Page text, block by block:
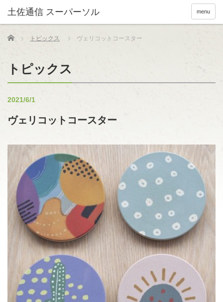
menu
Home トピックス ヴェリコットコースター
トピックス
2021/6/1
ヴェリコットコースター